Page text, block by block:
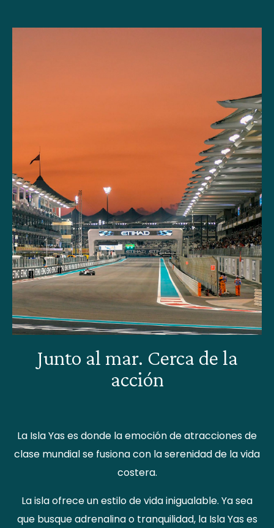
Junto al mar. Cerca de la
acción
La Isla Yas es donde la emoción de atracciones de
clase mundial se fusiona con la serenidad de la vida
costera.
La isla ofrece un estilo de vida inigualable. Ya sea
que busque adrenalina o tranquilidad, la Isla Yas es